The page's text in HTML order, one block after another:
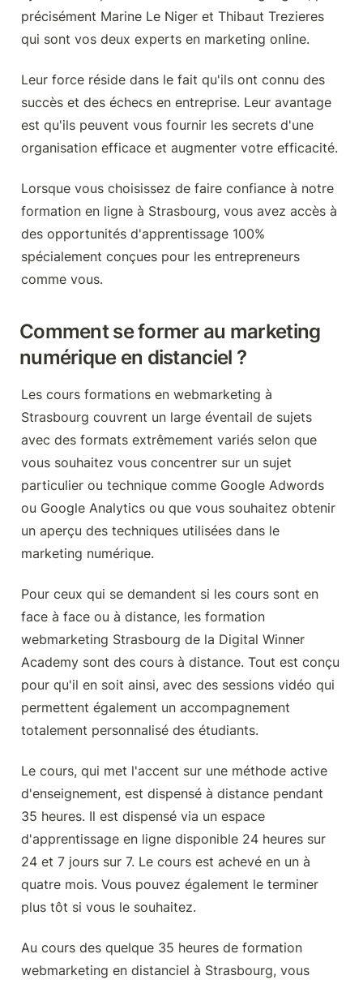
précisément Marine Le Niger et Thibaut Trezieres
qui sont vos deux experts en marketing online.
Leur force réside dans le fait qu'ils ont connu des
succès et des échecs en entreprise. Leur avantage
est qu'ils peuvent vous fournir les secrets d'une
organisation efficace et augmenter votre efficacité.
Lorsque vous choisissez de faire confiance à notre
formation en ligne à Strasbourg, vous avez accès à
des opportunités d'apprentissage 100%
spécialement conçues pour les entrepreneurs
comme vous.
Comment se former au marketing
numérique en distanciel ?
Les cours formations en webmarketing à
Strasbourg couvrent un large éventail de sujets
avec des formats extrêmement variés selon que
vous souhaitez vous concentrer sur un sujet
particulier ou technique comme Google Adwords
ou Google Analytics ou que vous souhaitez obtenir
un aperçu des techniques utilisées dans le
marketing numérique.
Pour ceux qui se demandent si les cours sont en
face à face ou à distance, les formation
webmarketing Strasbourg de la Digital Winner
Academy sont des cours à distance. Tout est conçu
pour qu'il en soit ainsi, avec des sessions vidéo qui
permettent également un accompagnement
totalement personnalisé des étudiants.
Le cours, qui met l'accent sur une méthode active
d'enseignement, est dispensé à distance pendant
35 heures. Il est dispensé via un espace
d'apprentissage en ligne disponible 24 heures sur
24 et 7 jours sur 7. Le cours est achevé en un à
quatre mois. Vous pouvez également le terminer
plus tôt si vous le souhaitez.
Au cours des quelque 35 heures de formation
webmarketing en distanciel à Strasbourg, vous